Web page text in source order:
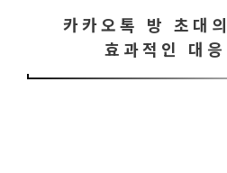
카카오톡 방 초대
효과적인 대